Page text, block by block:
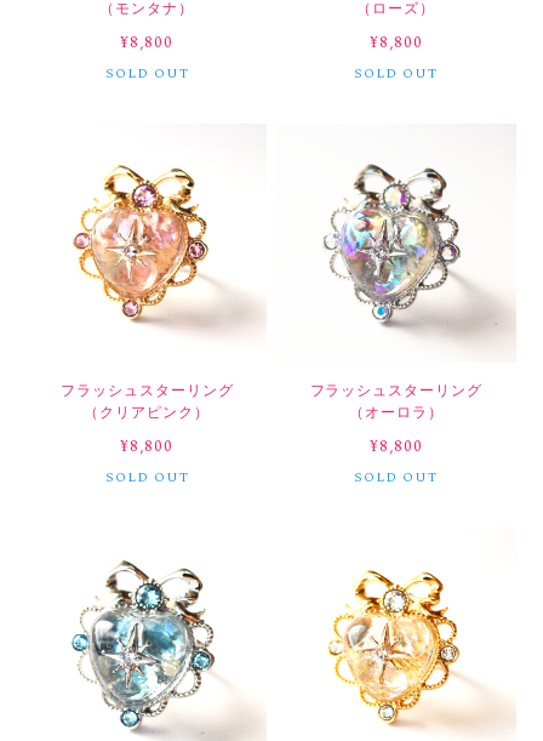
（モンタナ）
¥8,800
SOLD OUT
（ローズ）
¥8,800
SOLD OUT
フラッシュスターリング
（クリアピンク）
¥8,800
SOLD OUT
フラッシュスターリング
（オーロラ）
¥8,800
SOLD OUT